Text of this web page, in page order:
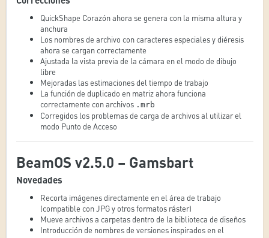
QuickShape Corazón ahora se genera con la misma altura y
anchura
Los nombres de archivo con caracteres especiales y diéresis
ahora se cargan correctamente
Ajustada la vista previa de la cámara en el modo de dibujo
libre
Mejoradas las estimaciones del tiempo de trabajo
La función de duplicado en matriz ahora funciona
correctamente con archivos .mrb
Corregidos los problemas de carga de archivos al utilizar el
modo Punto de Acceso
BeamOS v2.5.0 – Gamsbart
Novedades
Recorta imágenes directamente en el área de trabajo
(compatible con JPG y otros formatos ráster)
Mueve archivos a carpetas dentro de la biblioteca de diseños
Introducción de nombres de versiones inspirados en el